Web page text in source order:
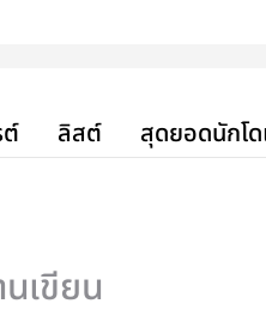
ลิสต์ สุดยอดนักโ
เขียน